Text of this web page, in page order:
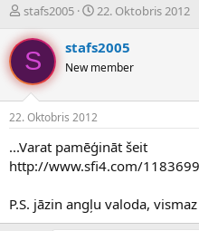
P
v
e
d
i
n
a
u
z
ā
c
stafs2005
S
k
m
a
t
u
m
22. Oktobris 2012
S stafs2005
New member
22. Oktobris 2012
...Varat pamēģināt šeit
http://www.sfi4.com/
P.S. jāzin angļu valoda,